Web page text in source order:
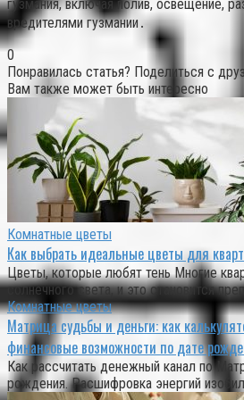
гузмания, включая полив, освещение,
вредителями гузмании․
0
Понравилась статья? Поделиться с
Вам также может быть интересно
Комнатные цветы
Как выбрать идеальные цветы для
Цветы, которые любят тень Многие
солнечного света, и это становится
Комнатные цветы
Матрица судьбы и деньги: как
финансовые возможности по дате
Как рассчитать денежный канал по
рождения. Расшифровка энергий